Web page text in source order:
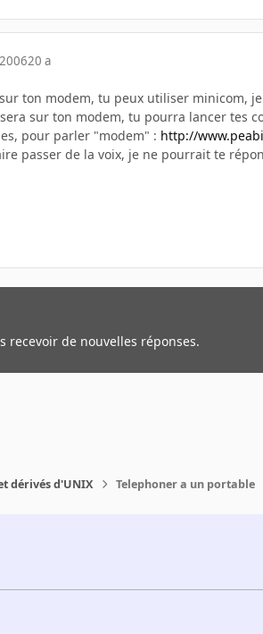
20 a
ton modem, tu peux utiliser minicom,
sur ton modem, tu pourra lancer tes
pour parler "modem" : http://
passer de la voix, je ne pourrait te
recevoir de nouvelles réponses.
dérivés d'UNIX Telephoner a un portable